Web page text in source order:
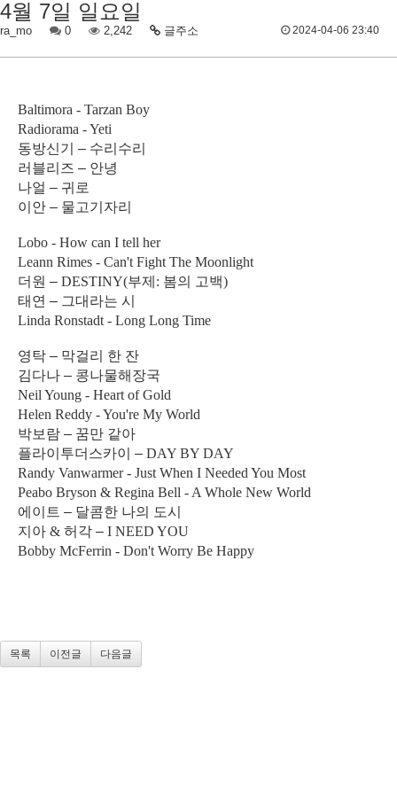
4월 7일 일요일
ra_mo 0 2,242 글주소 2024-04-06 23:40
Baltimora - Tarzan Boy
Radiorama - Yeti
동방신기 – 수리수리
러블리즈 – 안녕
나얼 – 귀로
이안 – 물고기자리
Lobo - How can I tell her
Leann Rimes - Can't Fight The Moonlight
더원 – DESTINY(부제 : 봄의 고백)
태연 – 그대라는 시
Linda Ronstadt - Long Long Time
영탁 – 막걸리 한 잔
김다나 – 콩나물해장국
Neil Young - Heart of Gold
Helen Reddy - You're My World
박보람 – 꿈만 같아
플라이투더스카이 – DAY BY DAY
Randy Vanwarmer - Just When I Needed You Most
Peabo Bryson & Regina Bell - A Whole New World
에이트 – 달콤한 나의 도시
지아 & 허각 – I NEED YOU
Bobby McFerrin - Don't Worry Be Happy
목록 이전글 다음글